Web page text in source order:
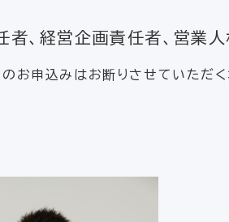
、経営企画責任者、営業人
お申込みはお断りさせていただ